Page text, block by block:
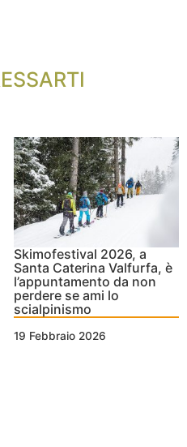
Skimofestival 2026, a
Santa Caterina Valfurfa, è
l’appuntamento da non
perdere se ami lo
scialpinismo
19 Febbraio 2026